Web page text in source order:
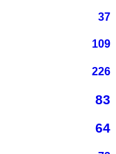
37
109
226
83
64